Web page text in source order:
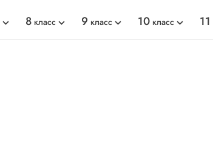
8 класс 9 класс 10 класс 11